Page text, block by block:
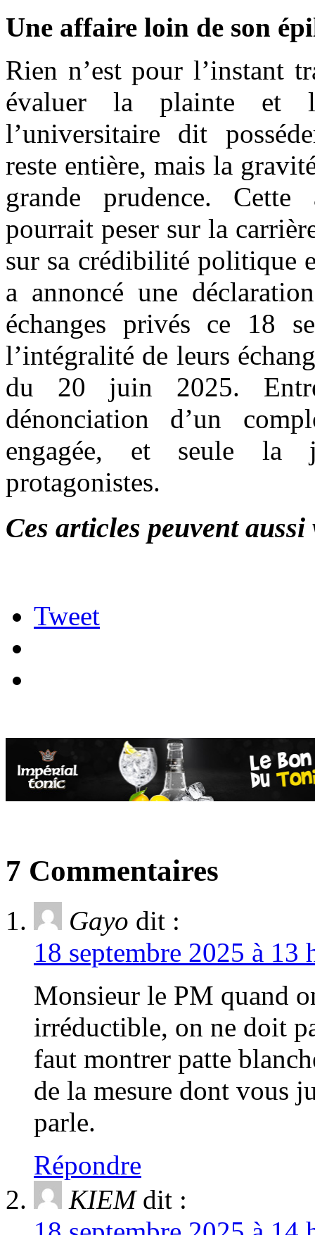
Une affaire loin de son
Rien n’est pour l’instant
évaluer la plainte et
l’universitaire dit
reste entière, mais la
grande prudence.
pourrait peser sur la
sur sa crédibilité politique
a annoncé une
échanges privés ce 18
l’intégralité de leurs
du 20 juin 2025.
dénonciation d’un
engagée, et seule la
protagonistes.
Ces articles peuvent
Tweet
7 Commentaires
Gayo dit :
18 septembre 2025 à
Monsieur le PM quand
irréductible, on ne doit
faut montrer patte
de la mesure dont vous
parle.
Répondre
KIEM dit :